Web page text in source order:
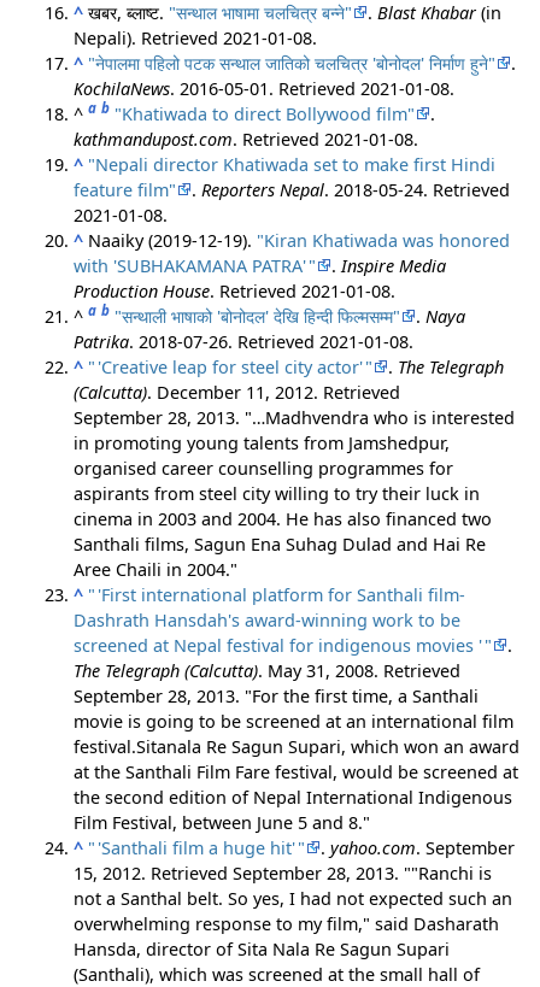
^ खबर, ब्लाष्ट. "सन्थाल भाषामा चलचित्र बन्ने" .Blast Khabar (in
Nepali). Retrieved2021-01-08.
^ "नेपालमा पहिलो पटक सन्थाल जातिको चलचित्र 'बोनोदल' निर्माण हुने"
.
KochilaNews. 2016-05-01. Retrieved2021-01-08.
^a b "Khatiwada to direct Bollywood film"
.
kathmandupost.com. Retrieved2021-01-08.
^ "Nepali director Khatiwada set to make first Hindi
feature film"
.Reporters Nepal. 2018-05-24. Retrieved
2021-01-08.
^ Naaiky (2019-12-19). "Kiran Khatiwada was honored
with 'SUBHAKAMANA PATRA'" .Inspire Media
Production House. Retrieved2021-01-08.
^a b "सन्थाली भाषाको 'बोनोदल' देखि हिन्दी फिल्मसम्म" .Naya
Patrika. 2018-07-26. Retrieved2021-01-08.
^ " 'Creative leap for steel city actor'" . The Telegraph
(Calcutta). December 11, 2012. Retrieved
September 28, 2013.
…Madhvendra who is interested
in promoting young talents from Jamshedpur,
organised career counselling programmes for
aspirants from steel city willing to try their luck in
cinema in 2003 and 2004. He has also financed two
Santhali films, Sagun Ena Suhag Dulad and Hai Re
Aree Chaili in 2004.
^ " 'First international platform for Santhali film-
Dashrath Hansdah's award-winning work to be
screened at Nepal festival for indigenous movies '"
.
The Telegraph (Calcutta). May 31, 2008. Retrieved
September 28, 2013.
For the first time, a Santhali
movie is going to be screened at an international film
festival.Sitanala Re Sagun Supari, which won an award
at the Santhali Film Fare festival, would be screened at
the second edition of Nepal International Indigenous
Film Festival, between June 5 and 8.
^ " 'Santhali film a huge hit'" .yahoo.com. September
15, 2012. RetrievedSeptember 28, 2013.
"Ranchi is
not a Santhal belt. So yes, I had not expected such an
overwhelming response to my film," said Dasharath
Hansda, director of Sita Nala Re Sagun Supari
(Santhali), which was screened at the small hall of